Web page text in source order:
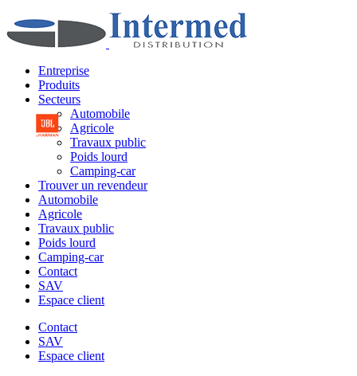
Entreprise
Produits
Secteurs
Automobile
Agricole
Travaux public
Poids lourd
Camping-car
Trouver un revendeur
Automobile
Agricole
Travaux public
Poids lourd
Camping-car
Contact
SAV
Espace client
Contact
SAV
Espace client